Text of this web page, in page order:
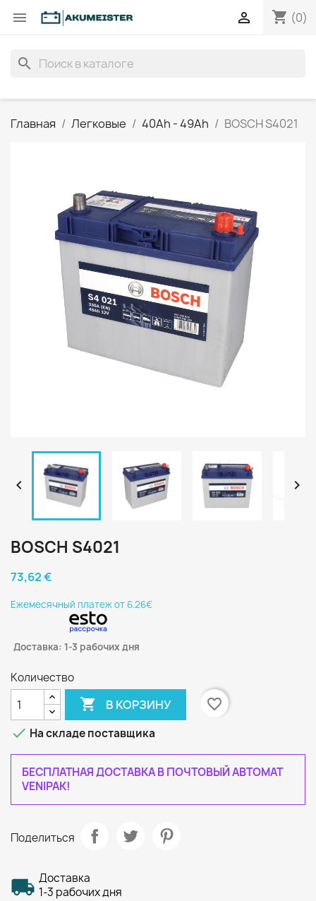
 shopping_cart (0)

search
Главная Легковые 40Ah - 49Ah BOSCH S4021
 
BOSCH S4021
73,62 €
Eжемесячный платеж от 6.26€
Доставка: 1-3 рабочих дня
Количество
 В КОРЗИНУ
favorite_border
 На складе поставщика
БЕСПЛАТНАЯ ДОСТАВКА В ПОЧТОВЫЙ АВТОМАТ
VENIPAK!
Поделиться
Доставка
1-3 рабочих дня